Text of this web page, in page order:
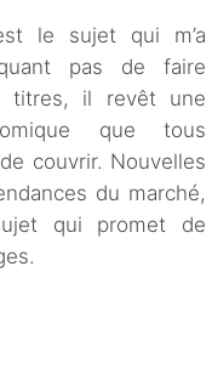
le sujet qui m’a
pas de faire
titres, il revêt une
que tous
couvrir. Nouvelles
du marché,
qui promet de